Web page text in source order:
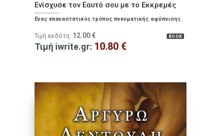
Ενίσχυσε τον Εαυτό σου με το Εκκρεμές
Ένας επαναστατικός τρόπος πνευματικής αφύπνισης
BOOK
Τιμή εκδότη: 12.00 €
Τιμή iwrite.gr: 10.80 €